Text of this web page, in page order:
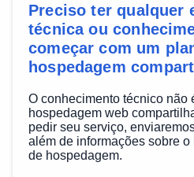
Preciso ter qualquer
técnica ou
começar com um
hospedagem
O conhecimento técnico não
hospedagem web
pedir seu serviço,
além de informações sobre
de hospedagem.